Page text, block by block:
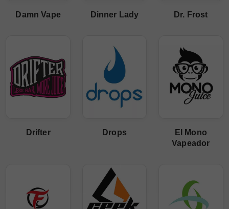
Damn Vape Dinner Lady Dr. Frost
Drifter Drops
El Mono
Vapeador